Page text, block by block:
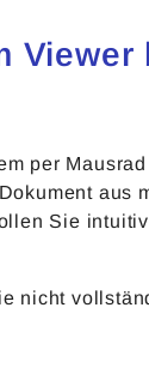
Viewer
per
aus
Sie
nicht